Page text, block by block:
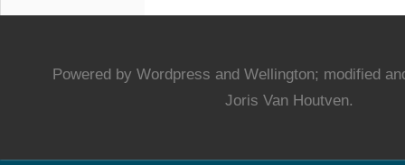
Powered by Wordpress and Wellington; modified
Joris Van Houtven.